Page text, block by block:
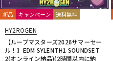
新品 キャンペーン 送料無料
HY2ROGEN
【ループマスターズ2026サマーセー
ル！】EDM SYLENTH1 SOUNDSET
2(オンライン納品)(2時間以内に納